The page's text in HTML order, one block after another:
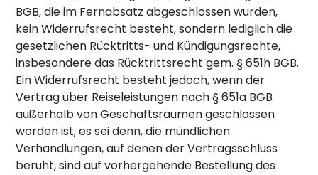
BGB, die im Fernabsatz abgeschlossen wurden,
kein Widerrufsrecht besteht, sondern lediglich die
gesetzlichen Rücktritts- und Kündigungsrechte,
insbesondere das Rücktrittsrecht gem. § 651h BGB.
Ein Widerrufsrecht besteht jedoch, wenn der
Vertrag über Reiseleistungen nach § 651a BGB
außerhalb von Geschäftsräumen geschlossen
worden ist, es sei denn, die mündlichen
Verhandlungen, auf denen der Vertragsschluss
beruht, sind auf vorhergehende Bestellung des